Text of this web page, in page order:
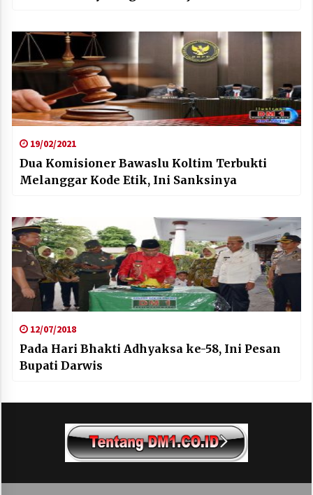
19/02/2021
Dua Komisioner Bawaslu Koltim Terbukti
Melanggar Kode Etik, Ini Sanksinya
12/07/2018
Pada Hari Bhakti Adhyaksa ke-58, Ini Pesan
Bupati Darwis